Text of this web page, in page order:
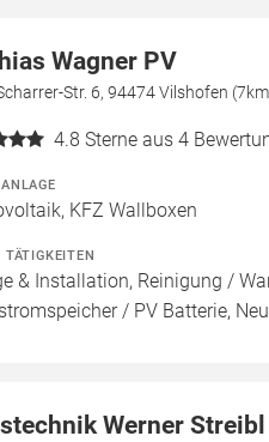
Wagner PV
Str. 6, 94474 Vilshofen
4.8 Sterne aus 4
KFZ Wallboxen
TÄTIGKEITEN
& Installation, Reinigung /
/ PV Batterie,
Werner Streibl